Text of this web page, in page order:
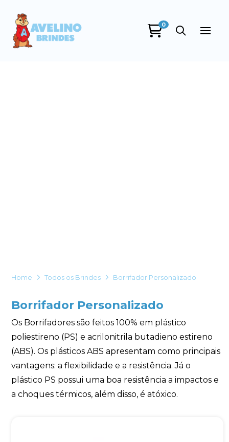
0
Home Todos os Brindes Borrifador Personalizado
Borrifador Personalizado
Os Borrifadores são feitos 100% em plástico
poliestireno (PS) e acrilonitrila butadieno estireno
(ABS). Os plásticos ABS apresentam como principais
vantagens: a flexibilidade e a resistência. Já o
plástico PS possui uma boa resistência a impactos e
a choques térmicos, além disso, é atóxico.
Avelino Brindes
de marketing. Você pode alterar suas preferências a
Iniciar conversa